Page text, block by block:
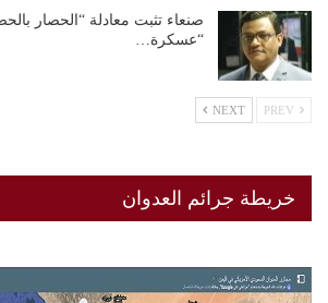
صنعاء تثبت معادلة “الحصار
“عسكرة…
NEXT
خريطة جرائم العدوان